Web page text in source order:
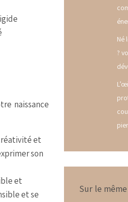
naissance
et
son
et
et se
Né
?
Sur le